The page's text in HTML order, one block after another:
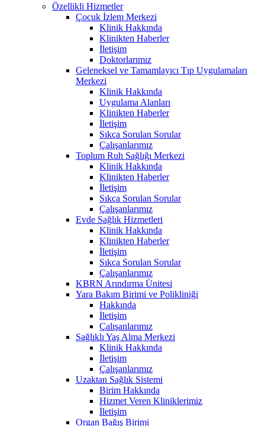
Özellikli Hizmetler
Çocuk İzlem Merkezi
Klinik Hakkında
Klinikten Haberler
İletişim
Doktorlarımız
Geleneksel ve Tamamlayıcı Tıp Uygulamaları
Merkezi
Klinik Hakkında
Uygulama Alanları
Klinikten Haberler
İletişim
Sıkça Sorulan Sorular
Çalışanlarımız
Toplum Ruh Sağlığı Merkezi
Klinik Hakkında
Klinikten Haberler
İletişim
Sıkça Sorulan Sorular
Çalışanlarımız
Evde Sağlık Hizmetleri
Klinik Hakkında
Klinikten Haberler
İletişim
Sıkça Sorulan Sorular
Çalışanlarımız
KBRN Arındırma Ünitesi
Yara Bakım Birimi ve Polikliniği
Hakkında
İletişim
Çalışanlarımız
Sağlıklı Yaş Alma Merkezi
Klinik Hakkında
İletişim
Çalışanlarımız
Uzaktan Sağlık Sistemi
Birim Hakkında
Hizmet Veren Kliniklerimiz
İletişim
Organ Bağış Birimi